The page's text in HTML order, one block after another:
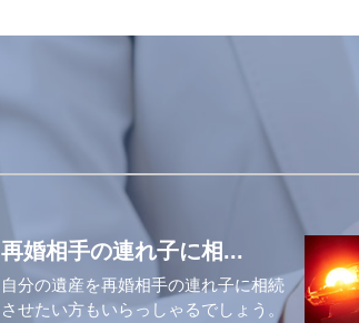
再婚相手の連れ子に相...
自分の遺産を再婚相手の連れ子に相続
させたい方もいらっしゃるでしょう。